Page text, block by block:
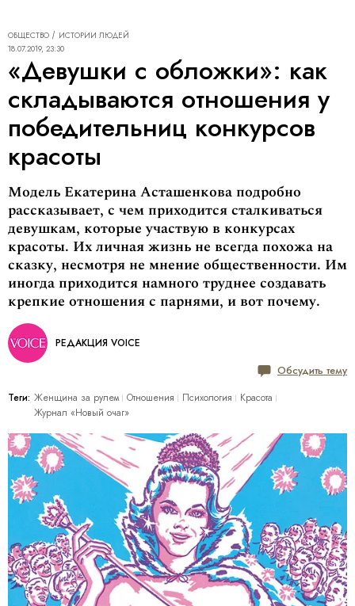
ОБЩЕСТВО
ИСТОРИИ ЛЮДЕЙ
18.07.2019, 23:30
«Девушки с обложки»: как
складываются отношения у
победительниц конкурсов
красоты
Модель Екатерина Асташенкова подробно
рассказывает, с чем приходится сталкиваться
девушкам, которые участвую в конкурсах
красоты. Их личная жизнь не всегда похожа на
сказку, несмотря не мнение общественности. Им
иногда приходится намного труднее создавать
крепкие отношения с парнями, и вот почему.
РЕДАКЦИЯ VOICE
Обсудить тему
Теги: Женщина за рулем Отношения Психология
Красота
Журнал «Новый очаг»